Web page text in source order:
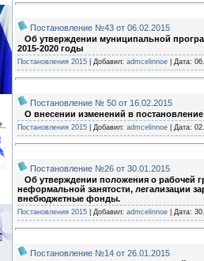
Постановление №43 от 06.02.2015
Об утверждении муниципальной
2015-2020 годы
Постановления 2015 | Добавил: admcelinnoe | Дата:
Постановление № 50 от 16.02.2015
О внесении изменений в
Постановления 2015 | Добавил: admcelinnoe | Дата:
Постановление №26 от 30.01.2015
Об утверждении положения о рабочей
неформальной занятости, легализации
внебюджетные фонды.
Постановления 2015 | Добавил: admcelinnoe | Дата:
Постановление №14 от 26.01.2015